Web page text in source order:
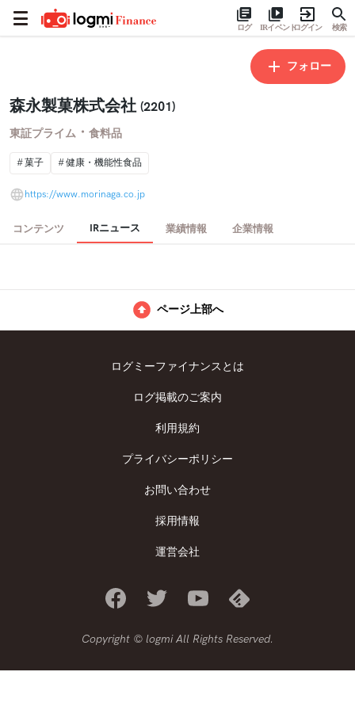
ログ IRイベントログイン 検索
フォロー
森永製菓株式会社 (2201)
東証プライム ・ 食料品
菓子 健康・機能性食品
https://www.morinaga.co.jp
コンテンツ IRニュース 業績情報 企業情報
ページ上部へ
ログミーファイナンスとは
ログ掲載のご案内
利用規約
プライバシーポリシー
お問い合わせ
採用情報
運営会社
Copyright © logmi All Rights Reserved.